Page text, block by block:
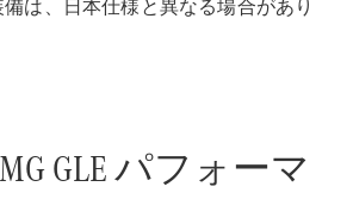
は、日本仕様と異なる場合があり
GLE パフォーマ